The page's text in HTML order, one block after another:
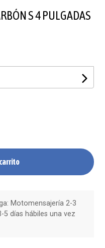
S 4 PULGADAS
Motomensajería 2-3
5 días hábiles una vez